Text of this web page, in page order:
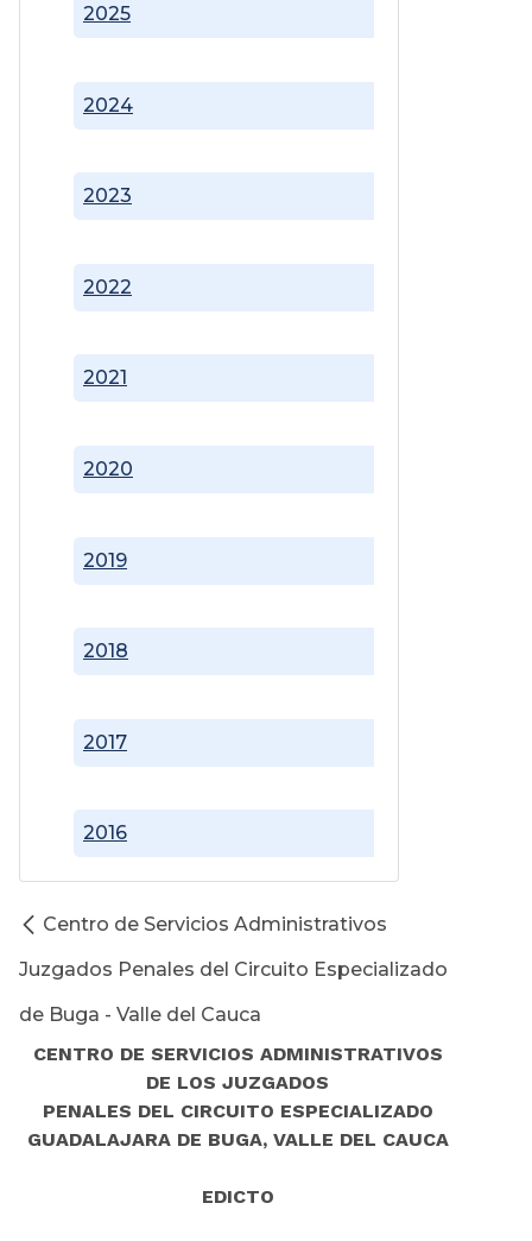
2016
2017
2018
2019
2020
2021
2022
2023
2024
2025
Centro de Servicios Administrativos
Juzgados Penales del Circuito Especializado
de Buga - Valle del Cauca
CENTRO DE SERVICIOS ADMINISTRATIVOS
DE LOS JUZGADOS
PENALES DEL CIRCUITO ESPECIALIZADO
GUADALAJARA DE BUGA, VALLE DEL CAUCA
EDICTO